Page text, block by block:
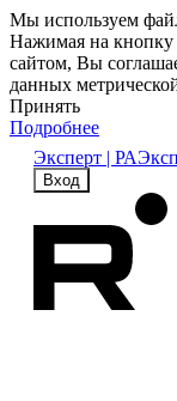
Мы используем
Нажимая на кнопку
сайтом, Вы
данных
Принять
Подробнее
Эксперт | РА
Вход